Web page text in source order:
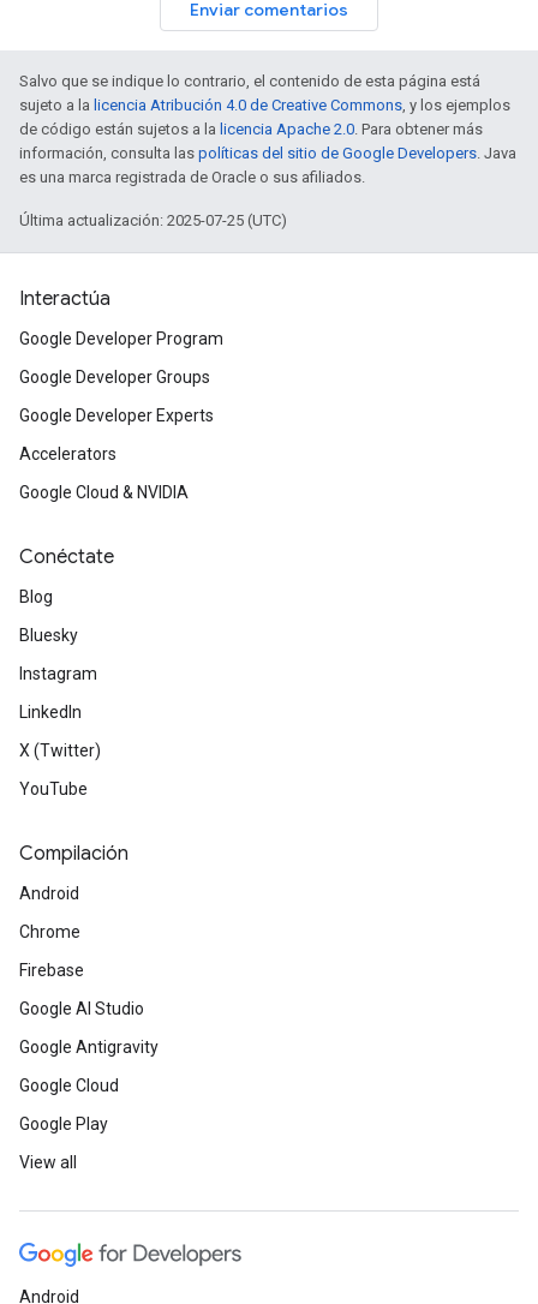
Enviar comentarios
Salvo que se indique lo contrario, el contenido de esta página está
sujeto a la licencia Atribución 4.0 de Creative Commons, y los ejemplos
de código están sujetos a la licencia Apache 2.0. Para obtener más
información, consulta las políticas del sitio de Google Developers. Java
es una marca registrada de Oracle o sus afiliados.
Última actualización: 2025-07-25 (UTC)
Interactúa
Google Developer Program
Google Developer Groups
Google Developer Experts
Accelerators
Google Cloud & NVIDIA
Conéctate
Blog
Bluesky
Instagram
LinkedIn
X (Twitter)
YouTube
Compilación
Android
Chrome
Firebase
Google AI Studio
Google Antigravity
Google Cloud
Google Play
View all
Android